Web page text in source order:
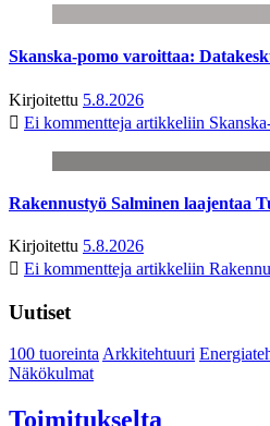
Skanska-pomo varoittaa:
Kirjoitettu 5.8.2026
Ei kommentteja artikkeliin
Rakennustyö Salminen laajentaa
Kirjoitettu 5.8.2026
Ei kommentteja artikkeliin
Uutiset
100 tuoreintaArkkitehtuuri
Näkökulmat
Toimitukselta